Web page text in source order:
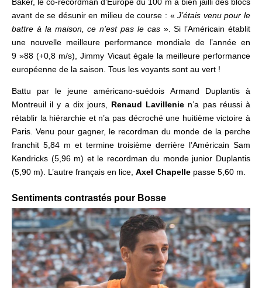
avant de se désunir en milieu de course : «J’étais venu pour le
battre à la maison, ce n’est pas le cas ». Si l’Américain établit
une nouvelle meilleure performance mondiale de l’année en
9 »88 (+0,8 m/s), Jimmy Vicaut égale la meilleure performance
européenne de la saison. Tous les voyants sont au vert !
Battu par le jeune américano-suédois Armand Duplantis à
Montreuil il y a dix jours, Renaud Lavillenie n’a pas réussi à
rétablir la hiérarchie et n’a pas décroché une huitième victoire à
Paris.Venu pour gagner, le recordman du monde de la perche
franchit 5,84 m et termine troisième derrière l’Américain Sam
Kendricks (5,96 m) et le recordman du monde junior Duplantis
(5,90 m). L’autre français en lice, Axel Chapelle passe 5,60 m.
Sentiments contrastés pour Bosse